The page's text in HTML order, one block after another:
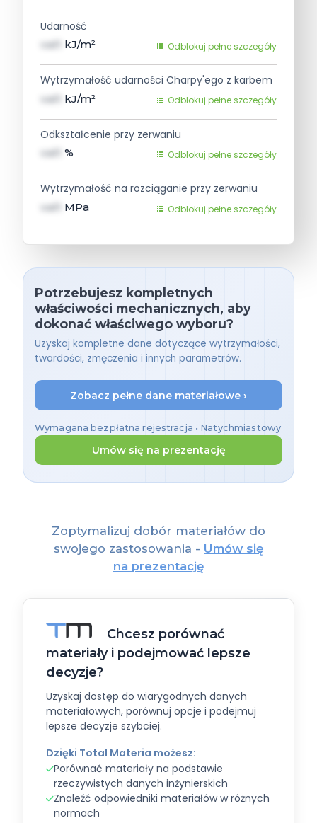
Udarność
val1 kJ/m² Odblokuj pełne szczegóły
Wytrzymałość udarności Charpy'ego z karbem
val1 kJ/m² Odblokuj pełne szczegóły
Odkształcenie przy zerwaniu
val1 % Odblokuj pełne szczegóły
Wytrzymałość na rozciąganie przy zerwaniu
val1 MPa Odblokuj pełne szczegóły
Potrzebujesz kompletnych
właściwości mechanicznych, aby
dokonać właściwego wyboru?
Uzyskaj kompletne dane dotyczące wytrzymałości,
twardości, zmęczenia i innych parametrów.
Zobacz pełne dane materiałowe ›
Wymagana bezpłatna rejestracja • Natychmiastowy
dostęp
Umów się na prezentację
Zoptymalizuj dobór materiałów do
swojego zastosowania - Umów się
na prezentację
Chcesz porównać
materiały i podejmować lepsze
decyzje?
Uzyskaj dostęp do wiarygodnych danych
materiałowych, porównuj opcje i podejmuj
lepsze decyzje szybciej.
Dzięki Total Materia możesz:
Porównać materiały na podstawie
rzeczywistych danych inżynierskich
Znaleźć odpowiedniki materiałów w różnych
normach